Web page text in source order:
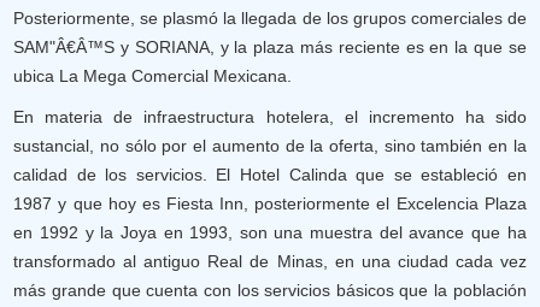
Posteriormente, se plasmó la llegada de los grupos comerciales de
SAM"Â€Â™S y SORIANA, y la plaza más reciente es en la que se
ubica La Mega Comercial Mexicana.
En materia de infraestructura hotelera, el incremento ha sido
sustancial, no sólo por el aumento de la oferta, sino también en la
calidad de los servicios. El Hotel Calinda que se estableció en
1987 y que hoy es Fiesta Inn, posteriormente el Excelencia Plaza
en 1992 y la Joya en 1993, son una muestra del avance que ha
transformado al antiguo Real de Minas, en una ciudad cada vez
más grande que cuenta con los servicios básicos que la población